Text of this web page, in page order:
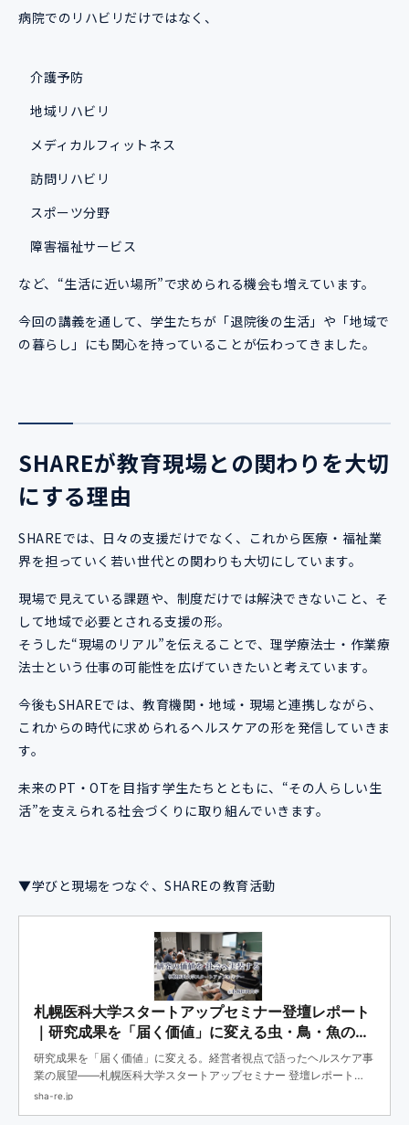
病院でのリハビリだけではなく、
介護予防
地域リハビリ
メディカルフィットネス
訪問リハビリ
スポーツ分野
障害福祉サービス
など、“生活に近い場所”で求められる機会も増えています。
今回の講義を通して、学生たちが「退院後の生活」や「地域で
の暮らし」にも関心を持っていることが伝わってきました。
SHAREが教育現場との関わりを大切
にする理由
SHAREでは、日々の支援だけでなく、これから医療・福祉業
界を担っていく若い世代との関わりも大切にしています。
現場で見えている課題や、制度だけでは解決できないこと、そ
して地域で必要とされる支援の形。
そうした“現場のリアル”を伝えることで、理学療法士・作業療
法士という仕事の可能性を広げていきたいと考えています。
今後もSHAREでは、教育機関・地域・現場と連携しながら、
これからの時代に求められるヘルスケアの形を発信していきま
す。
未来のPT・OTを目指す学生たちとともに、“その人らしい生
活”を支えられる社会づくりに取り組んでいきます。
▼学びと現場をつなぐ、SHAREの教育活動
札幌医科大学スタートアップセミナー登壇レポート
｜研究成果を「届く価値」に変える虫・鳥・魚の目
｜SHARE（コーポレート）
研究成果を「届く価値」に変える。経営者視点で語ったヘルスケア事
業の展望――札幌医科大学スタートアップセミナー 登壇レポート
（株式会社SHARE）――サマリー研究成果を社会実装するには「正
sha-re.jp